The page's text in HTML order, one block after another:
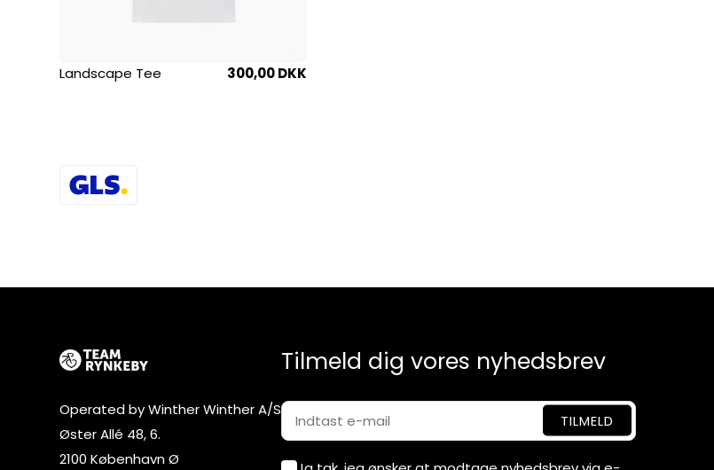
Landscape Tee 300,00 DKK
Operated by Winther Winther A/S
Øster Allé 48, 6.
2100 København Ø
Tilmeld dig vores nyhedsbrev